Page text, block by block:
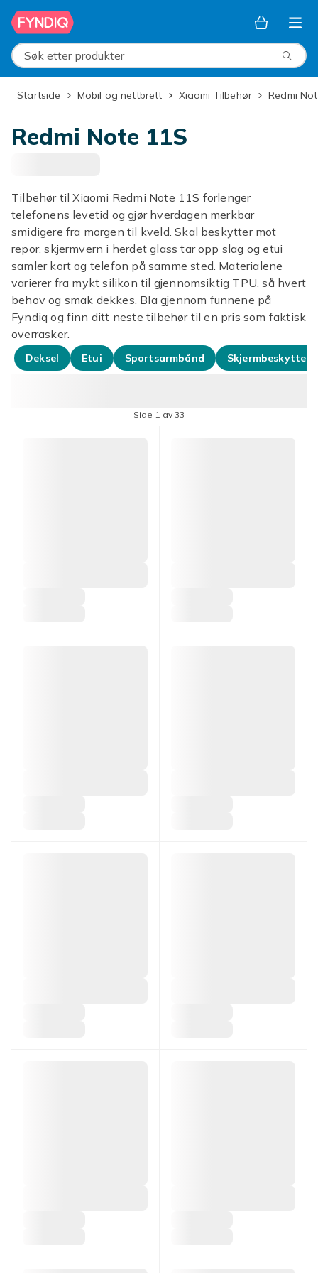
Hopp til hovedinnhold
Søk etter produkter
Startside Mobil og nettbrett Xiaomi Tilbehør Redmi
Redmi Note 11S
Tilbehør til Xiaomi Redmi Note 11S forlenger
telefonens levetid og gjør hverdagen merkbar
smidigere fra morgen til kveld. Skal beskytter mot
repor, skjermvern i herdet glass tar opp slag og etui
samler kort og telefon på samme sted. Materialene
varierer fra mykt silikon til gjennomsiktig TPU, så hvert
behov og smak dekkes. Bla gjennom funnene på
Fyndiq og finn ditt neste tilbehør til en pris som faktisk
overrasker.
Deksel Etui Sportsarmbånd
Side 1 av 33